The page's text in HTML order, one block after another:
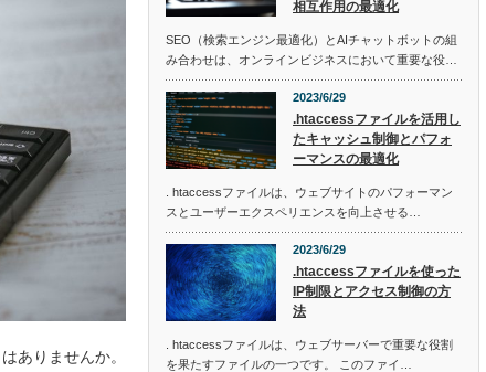
ありませんか。
相互作用の最適化
SEO（検索エンジン最適化）とAIチャットボットの組
み合わせは、オンラインビジネスにおいて重要な役…
2023/6/29
.htaccessファイルを活用し
たキャッシュ制御とパフォ
ーマンスの最適化
. htaccessファイルは、ウェブサイトのパフォーマン
スとユーザーエクスペリエンスを向上させる…
2023/6/29
.htaccessファイルを使った
IP制限とアクセス制御の方
法
. htaccessファイルは、ウェブサーバーで重要な役割
を果たすファイルの一つです。 このファイ…